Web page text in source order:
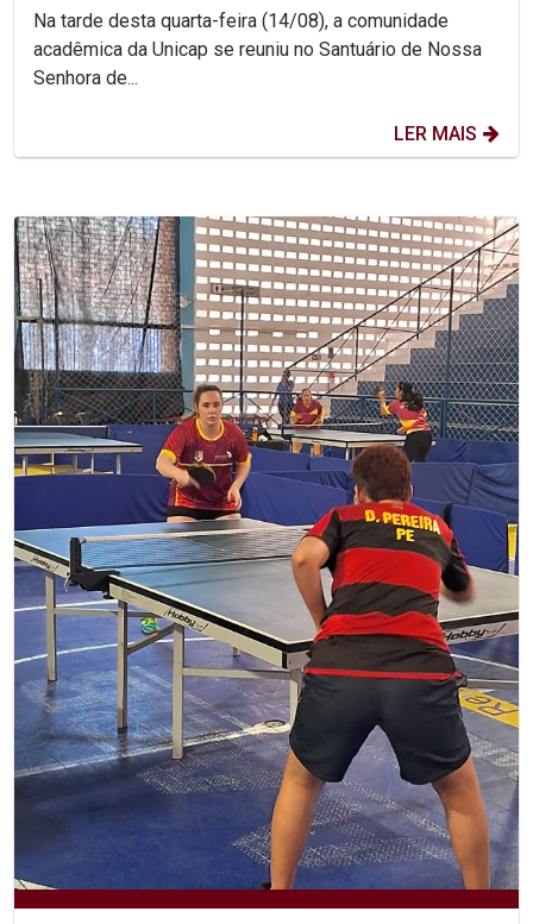
Na tarde desta quarta-feira (14/08), a comunidade
acadêmica da Unicap se reuniu no Santuário de Nossa
Senhora de...
LER MAIS